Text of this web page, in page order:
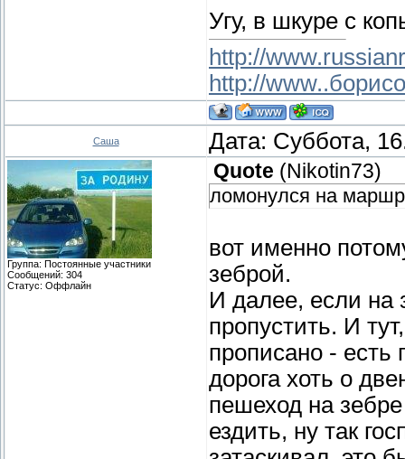
Угу, в шкуре с
http://
http://
Саша Дата: Суббота,
Группа: Постоянные участники
Сообщений: 304
Статус: Оффлайн
Quote (Nikotin73)
ломонулся на
вот именно
зеброй.
И далее, если на
пропустить. И
прописано - есть
дорога хоть о
пешеход на
ездить, ну так